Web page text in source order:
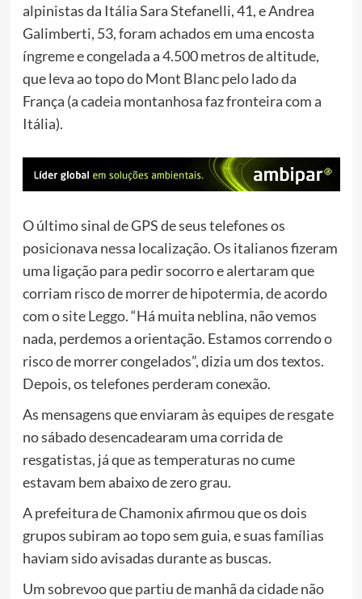
alpinistas da Itália Sara Stefanelli, 41, e Andrea
Galimberti, 53, foram achados em uma encosta
íngreme e congelada a 4.500 metros de altitude,
que leva ao topo do Mont Blanc pelo lado da
França (a cadeia montanhosa faz fronteira com a
Itália).
O último sinal de GPS de seus telefones os
posicionava nessa localização. Os italianos fizeram
uma ligação para pedir socorro e alertaram que
corriam risco de morrer de hipotermia, de acordo
com osite Leggo. “Há muita neblina, não vemos
nada, perdemos a orientação. Estamos correndo o
risco de morrer congelados”, dizia um dos textos.
Depois, os telefones perderam conexão.
As mensagens que enviaram às equipes de resgate
no sábado desencadearam uma corrida de
resgatistas, já que as temperaturas no cume
estavam bem abaixo de zero grau.
A prefeitura de Chamonix afirmou que os dois
grupos subiram ao topo sem guia, e suas famílias
haviam sido avisadas durante as buscas.
Um sobrevoo que partiu de manhã da cidade não